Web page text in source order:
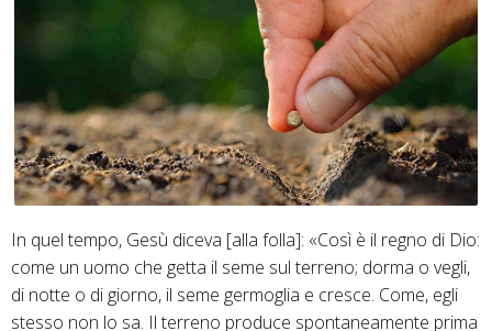
In quel tempo, Gesù diceva [alla folla]: «Così è il regno di Dio:
come un uomo che getta il seme sul terreno; dorma o vegli,
di notte o di giorno, il seme germoglia e cresce. Come, egli
stesso non lo sa. Il terreno produce spontaneamente prima